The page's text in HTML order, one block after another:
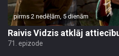
pirms 2 nedēļām, 5 dienām
Raivis Vidzis atklāj
71. epizode